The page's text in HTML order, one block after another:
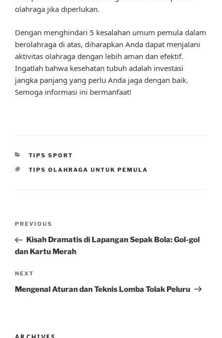
olahraga jika diperlukan.
Dengan menghindari 5 kesalahan umum pemula dalam
berolahraga di atas, diharapkan Anda dapat menjalani
aktivitas olahraga dengan lebih aman dan efektif.
Ingatlah bahwa kesehatan tubuh adalah investasi
jangka panjang yang perlu Anda jaga dengan baik.
Semoga informasi ini bermanfaat!
CATEGORIES
TIPS SPORT
TAGS
TIPS OLAHRAGA UNTUK PEMULA
Previous
Post
PREVIOUS
Kisah Dramatis di Lapangan Sepak Bola: Gol-gol
dan Kartu Merah
Next
Post
NEXT
Mengenal Aturan dan Teknis Lomba Tolak Peluru